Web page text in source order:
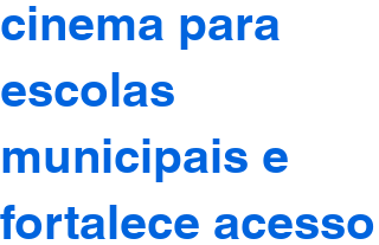
cinema para
escolas
municipais e
fortalece acesso